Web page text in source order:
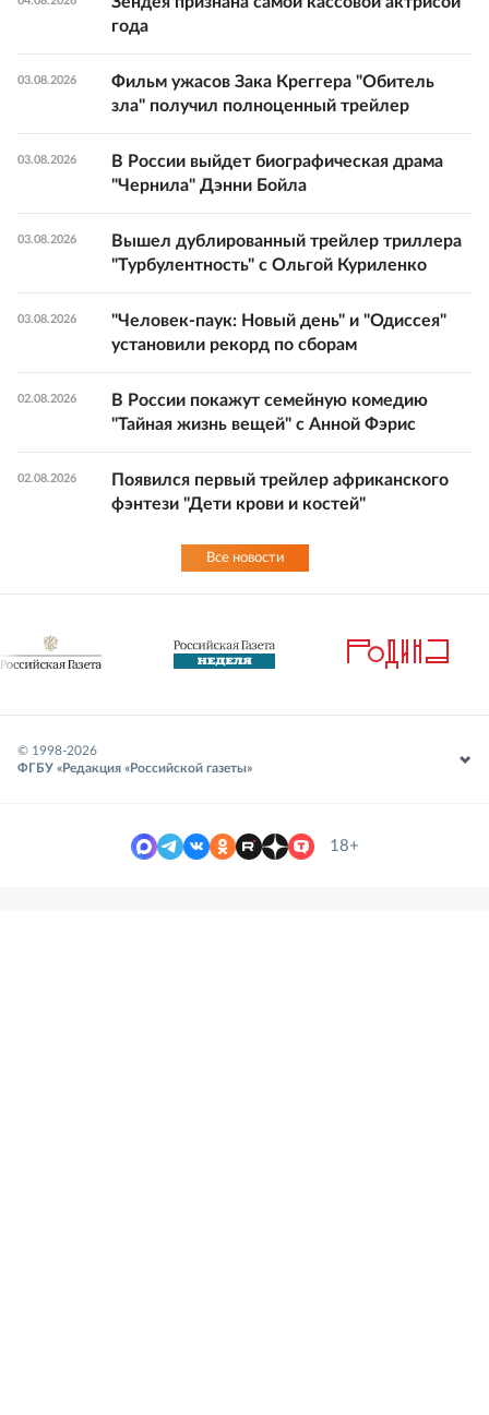
года
03.08.2026
Фильм ужасов Зака Креггера "Обитель
зла" получил полноценный трейлер
03.08.2026
В России выйдет биографическая драма
"Чернила" Дэнни Бойла
03.08.2026
Вышел дублированный трейлер триллера
"Турбулентность" с Ольгой Куриленко
03.08.2026
"Человек-паук: Новый день" и "Одиссея"
установили рекорд по сборам
02.08.2026
В России покажут семейную комедию
"Тайная жизнь вещей" с Анной Фэрис
02.08.2026
Появился первый трейлер африканского
фэнтези "Дети крови и костей"
Все новости
© 1998-2026
ФГБУ «Редакция «Российской газеты»
18+